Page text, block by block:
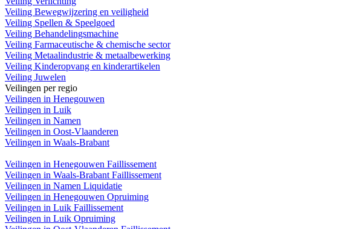
Veiling Bewegwijzering en veiligheid
Veiling Spellen & Speelgoed
Veiling Behandelingsmachine
Veiling Farmaceutische & chemische sector
Veiling Metaalindustrie & metaalbewerking
Veiling Kinderopvang en kinderartikelen
Veiling Juwelen
Veilingen per regio
Veilingen in Henegouwen
Veilingen in Luik
Veilingen in Namen
Veilingen in Oost-Vlaanderen
Veilingen in Waals-Brabant
Veilingen in Henegouwen Faillissement
Veilingen in Waals-Brabant Faillissement
Veilingen in Namen Liquidatie
Veilingen in Henegouwen Opruiming
Veilingen in Luik Faillissement
Veilingen in Luik Opruiming